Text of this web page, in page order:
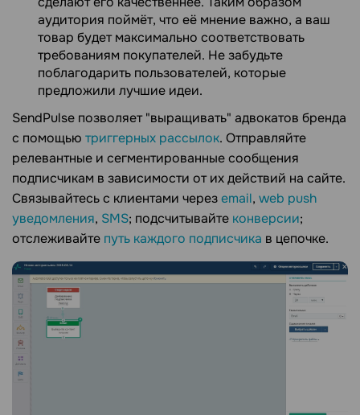
аудитория поймёт, что её мнение важно, а ваш
товар будет максимально соответствовать
требованиям покупателей. Не забудьте
поблагодарить пользователей, которые
предложили лучшие идеи.
SendPulse позволяет "выращивать" адвокатов бренда
с помощью триггерных рассылок. Отправляйте
релевантные и сегментированные сообщения
подписчикам в зависимости от их действий на сайте.
Связывайтесь с клиентами черезemail, web push
уведомления, SMS; подсчитывайте конверсии;
отслеживайте путь каждого подписчика в цепочке.